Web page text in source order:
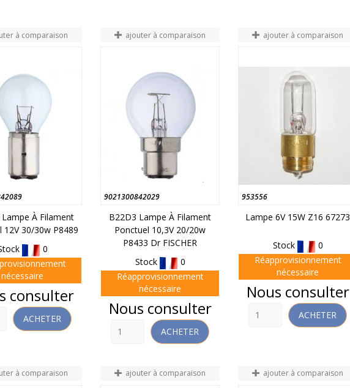
à comparaison
À Filament
12V 30/30w P8489
0
nécessaire
consulter
ACHETER
ajouter à comparaison
9021300842029
B22D3 Lampe À Filament
Ponctuel 10,3V 20/20w
P8433 Dr FISCHER
Stock
0
Réapprovisionnement
nécessaire
Prix
Nous consulter
ACHETER
ajouter à comparaison
953556
Lampe 6V 15W Z16 67273
Stock
0
Réapprovisionnement
nécessaire
Prix
Nous consulter
ACHETER
à comparaison ajouter à comparaison ajouter à comparaison